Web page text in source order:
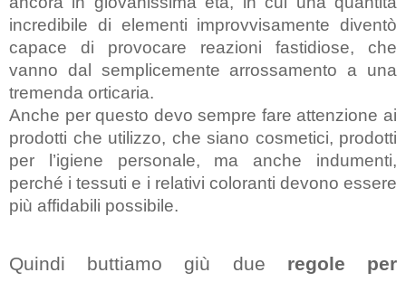
incredibile di elementi improvvisamente diventò
capace di provocare reazioni fastidiose, che
vanno dal semplicemente arrossamento a una
tremenda orticaria.
Anche per questo devo sempre fare attenzione ai
prodotti che utilizzo, che siano cosmetici, prodotti
per l’igiene personale, ma anche indumenti,
perché i tessuti e i relativi coloranti devono essere
più affidabili possibile.
Quindi buttiamo giù due regole per